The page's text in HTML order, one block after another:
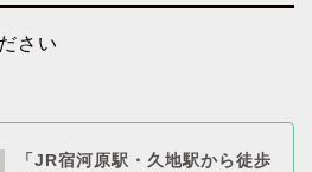
さい
「JR宿河原駅・久地駅から徒歩